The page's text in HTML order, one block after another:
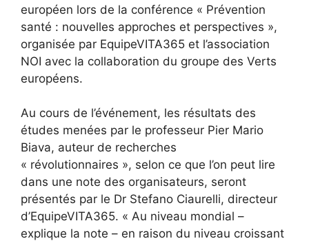
européen lors de la conférence « Prévention
santé : nouvelles approches et perspectives »,
organisée par EquipeVITA365 et l’association
NOI avec la collaboration du groupe des Verts
européens.
Au cours de l’événement, les résultats des
études menées par le professeur Pier Mario
Biava, auteur de recherches
« révolutionnaires », selon ce que l’on peut lire
dans une note des organisateurs, seront
présentés par le Dr Stefano Ciaurelli, directeur
d’EquipeVITA365. « Au niveau mondial –
explique la note – en raison du niveau croissant